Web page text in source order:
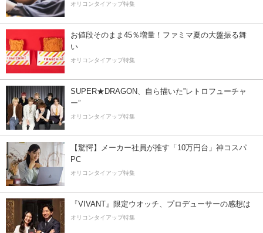
オリコンタイアップ特集
お値段そのまま45％増量！ファミマ夏の大盤振る舞
い
オリコンタイアップ特集
SUPER★DRAGON、自ら描いた”レトロフューチャ
ー”
オリコンタイアップ特集
【驚愕】メーカー社員が推す「10万円台」神コスパ
PC
オリコンタイアップ特集
『VIVANT』限定ウオッチ、プロデューサーの感想は
オリコンタイアップ特集